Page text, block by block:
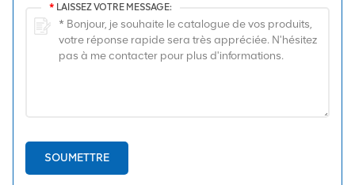
* LAISSEZ VOTRE MESSAGE:
SOUMETTRE